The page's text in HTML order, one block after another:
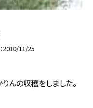
2010/11/25
んの収穫をしました。